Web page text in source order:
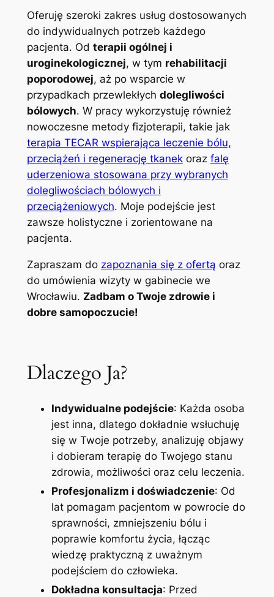
Oferuję szeroki zakres usług dostosowanych
do indywidualnych potrzeb każdego
pacjenta. Od terapii ogólnej i
uroginekologicznej, w tym rehabilitacji
poporodowej, aż po wsparcie w
przypadkach przewlekłych dolegliwości
bólowych. W pracy wykorzystuję również
nowoczesne metody fizjoterapii, takie jak
terapia TECAR wspierająca leczenie bólu,
przeciążeń i regenerację tkanekoraz falę
uderzeniowa stosowana przy wybranych
dolegliwościach bólowych i
przeciążeniowych. Moje podejście jest
zawsze holistyczne i zorientowane na
pacjenta.
Zapraszam do zapoznania się z ofertą oraz
do umówienia wizyty w gabinecie we
Wrocławiu. Zadbam o Twoje zdrowie i
dobre samopoczucie!
Dlaczego Ja?
Indywidualne podejście: Każda osoba
jest inna, dlatego dokładnie wsłuchuję
się w Twoje potrzeby, analizuję objawy
i dobieram terapię do Twojego stanu
zdrowia, możliwości oraz celu leczenia.
Profesjonalizm i doświadczenie: Od
lat pomagam pacjentom w powrocie do
sprawności, zmniejszeniu bólu i
poprawie komfortu życia, łącząc
wiedzę praktyczną z uważnym
podejściem do człowieka.
Dokładna konsultacja: Przed